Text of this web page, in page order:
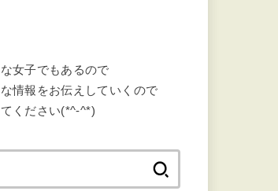
女子でもあるので
情報をお伝えしていくので
ください(*^-^*)